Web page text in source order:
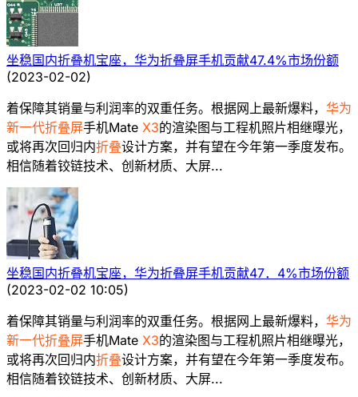
坐稳国内折叠机宝座，华为折叠屏手机贡献47.4%市场份额
(2023-02-02)
着保障其销量与利润率的双重任务。根据网上最新爆料， 华为
新一代折叠屏手机Mate X3的渲染图与工程机照片相继曝光，
或将再次回归内折叠设计方案，并有望在今年第一季度发布。
相信随着铰链技术、创新材质、大屏...
坐稳国内折叠机宝座，华为折叠屏手机贡献47．4%市场份额
(2023-02-02 10:05)
着保障其销量与利润率的双重任务。根据网上最新爆料， 华为
新一代折叠屏手机Mate X3的渲染图与工程机照片相继曝光，
或将再次回归内折叠设计方案，并有望在今年第一季度发布。
相信随着铰链技术、创新材质、大屏...